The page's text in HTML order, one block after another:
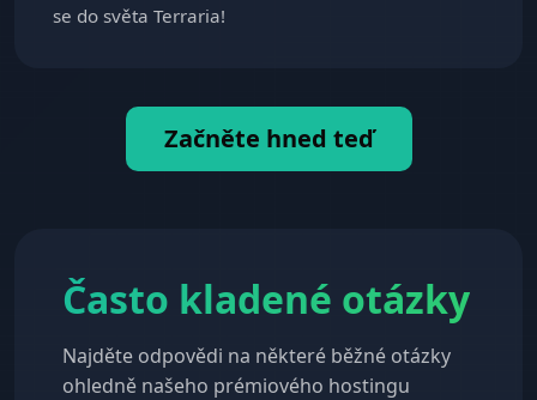
se do světa Terraria!
Začněte hned teď
Často kladené otázky
Najděte odpovědi na některé běžné otázky
ohledně našeho prémiového hostingu